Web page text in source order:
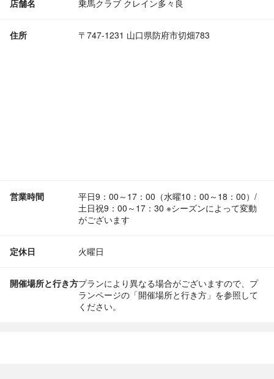
店舗名 乗馬クラブ クレイン多々良
住所 〒747-1231 山口県防府市切畑783
営業時間
平日9：00～17：00（水曜10：00～18：00）/
土日祝9：00～17：30 ※シーズンによって変動
がございます
定休日 火曜日
開催場所と行き方プランにより異なる場合がございますので、プ
ランページの「開催場所と行き方」を参照して
ください。